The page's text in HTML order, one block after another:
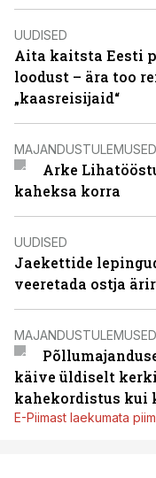
UUDISED
Aita kaitsta Eesti
loodust – ära too
„kaasreisijaid“
MAJANDUSTULEMUSED
Arke
kaheksa korra
UUDISED
Jaekettide
veeretada ostja
MAJANDUSTULEMUSED
käive üldiselt
kahekordistus kui
E-Piimast laekumata